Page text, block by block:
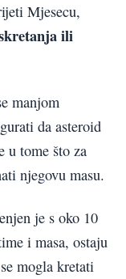
Mjesecu,
ili
manjom
da asteroid
u tome što za
njegovu masu.
je s oko 10
i masa, ostaju
mogla kretati